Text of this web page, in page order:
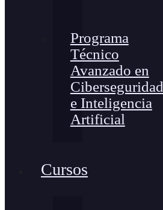
Programa
Técnico
Avanzado en
Ciberseguridad
e Inteligencia
Artificial
Cursos